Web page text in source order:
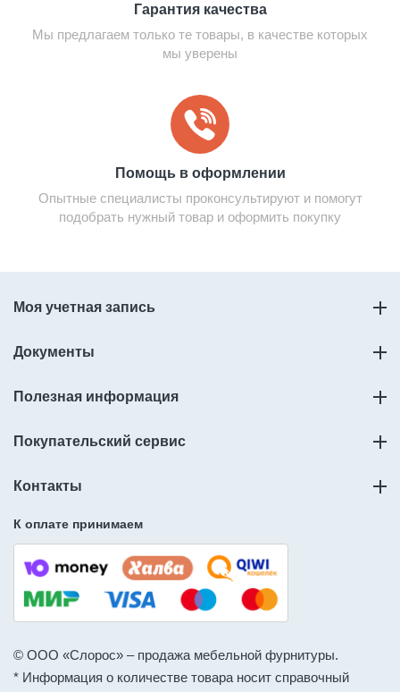
Гарантия качества
Мы предлагаем только те товары, в качестве которых
мы уверены
Помощь в оформлении
Опытные специалисты проконсультируют и помогут
подобрать нужный товар и оформить покупку
Моя учетная запись
Документы
Полезная информация
Покупательский сервис
Контакты
К оплате принимаем
© ООО «Слорос» – продажа мебельной фурнитуры.
* Информация о количестве товара носит справочный